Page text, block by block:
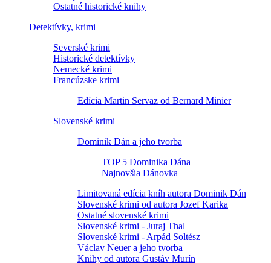
Ostatné historické knihy
Detektívky, krimi
Severské krimi
Historické detektívky
Nemecké krimi
Francúzske krimi
Edícia Martin Servaz od Bernard Minier
Slovenské krimi
Dominik Dán a jeho tvorba
TOP 5 Dominika Dána
Najnovšia Dánovka
Limitovaná edícia kníh autora Dominik Dán
Slovenské krimi od autora Jozef Karika
Ostatné slovenské krimi
Slovenské krimi - Juraj Thal
Slovenské krimi - Arpád Soltész
Václav Neuer a jeho tvorba
Knihy od autora Gustáv Murín